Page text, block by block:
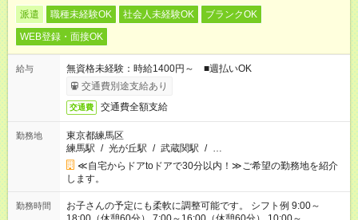
派遣 職種未経験OK 社会人未経験OK
ブランクOK
WEB登録・面接OK
給与
無資格未経験：時給1400円～ ■週払いOK
交通費別途支給あり
交通費 交通費全額支給
勤務地
東京都練馬区
練馬駅 / 光が丘駅 / 武蔵関駅 / …
≪自宅からドアtoドアで30分以内！≫ご希望の勤務地を紹介
します。
勤務時間
お子さんの予定にも柔軟に調整可能です。 シフト例 9:00～